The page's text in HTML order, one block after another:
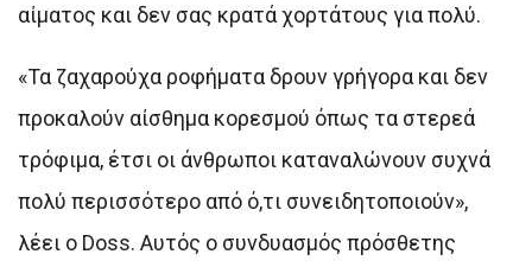
αίματος και δεν σας κρατά χορτάτους για πολύ.
«Τα ζαχαρούχα ροφήματα δρουν γρήγορα και δεν
προκαλούν αίσθημα κορεσμού όπως τα στερεά
τρόφιμα, έτσι οι άνθρωποι καταναλώνουν συχνά
πολύ περισσότερο από ό,τι συνειδητοποιούν»,
λέει ο Doss. Αυτός ο συνδυασμός πρόσθετης